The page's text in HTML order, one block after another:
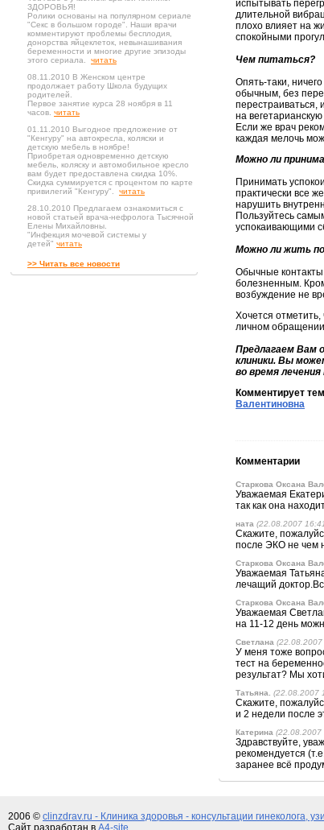
ЗДОРОВЬЯ!
Ролики основаны на популярном сериале
"Секс в большом городе". Наши врачи
комментируют проблемы бесплодия,
донорства яйцеклеток, невынашивания
беременности и многие другие эпизоды
этого сериала. читать
08.11.2010 В Женском центре
продолжает работу Школа будущих
родителей.
Первое занятие курса 28 ноября в 11
часов. читать
01.11.2010 Выгодное предложение от
"Кенгуру" на автокресла, коляски и
детскую мебель в ноябре!
Приобретая одновременно детскую
мебель, коляску и автомобильное кресло
вам будет предоставлена скидка 10%.
Скидка суммируется с процентом по карте
привилегий "Кенгуру". читать
28.10.2010 Предлагаем ознакомиться с
новой статьей врача-нефролога Тысячной
Елены Михайловны.
"Инфекция мочевой системы у
детей" читать
>> Читать все новости
испытывать
длительной
плохо влияет на
спокойными
Чем питаться?
Опять-таки,
обычным, без
перестраиваться,
на
Если же врач
каждая мелочь
Можно ли
Принимать
практически все
нарушить
Пользуйтесь
успокаивающими
Можно ли жить
Обычные
болезненным.
возбуждение не
Хочется
личном
Предлагаем Вам
клиники. Вы
во время
Комментирует
Валентиновна
Комментарии
Старкова Оксана
Уважаемая
так как она
ната (22.08.2007
Скажите,
после ЭКО не чем
Старкова Оксана
Уважаемая
лечащий
Старкова Оксана
Уважаемая
на 11-12 день
Светлана
У меня тоже
тест на
результат? Мы
Татьяна. (22.08.2007
Скажите,
и 2 недели после
Катерина (22.08.2007
Здравствуйте,
рекомендуется
заранее всё
2006 © clinzdrav.ru - Клиника здоровья - консультации гинеколога,
Сайт разработан в A4-site